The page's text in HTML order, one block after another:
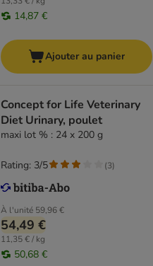
14,87 €
Ajouter au panier
Concept for Life Veterinary
Diet Urinary, poulet
maxi lot % : 24 x 200 g
À l'unité 59,96 €
54,49 €
11,35 € / kg
50,68 €
Rating: 3/5 (3)